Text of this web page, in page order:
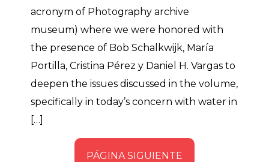
acronym of Photography archive
museum) where we were honored with
the presence of Bob Schalkwijk, María
Portilla, Cristina Pérez y Daniel H. Vargas to
deepen the issues discussed in the volume,
specifically in today’s concern with water in
[…]
PÁGINA SIGUIENTE